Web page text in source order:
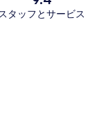
タッフとサービス